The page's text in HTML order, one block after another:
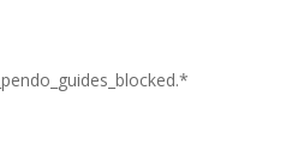
_pendo_guides_blocked.*